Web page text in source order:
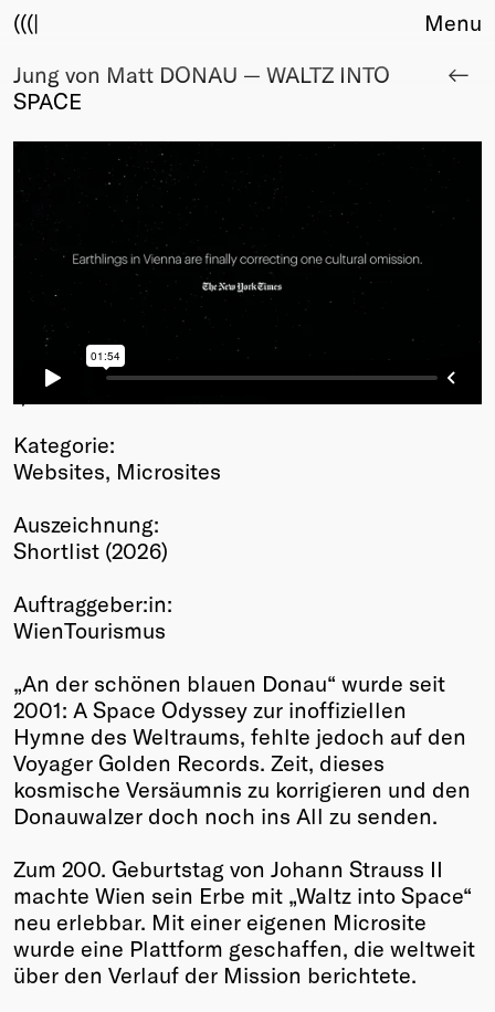
(((|
About
Club
Sponsors
Events
Membership
Info
Young Creatives
Friends of Creativity
Winners
2026
Annual
Menu
Jung von Matt DONAU — WALTZ INTO
SPACE
/13
Kategorie:
Websites, Microsites
Auszeichnung:
Shortlist (2026)
Auftraggeber:in:
WienTourismus
„An der schönen blauen Donau“ wurde seit
2001: A Space Odyssey zur inoffiziellen
Hymne des Weltraums, fehlte jedoch auf den
Voyager Golden Records. Zeit, dieses
kosmische Versäumnis zu korrigieren und den
Donauwalzer doch noch ins All zu senden.
Zum 200. Geburtstag von Johann Strauss II
machte Wien sein Erbe mit „Waltz into Space“
neu erlebbar. Mit einer eigenen Microsite
wurde eine Plattform geschaffen, die weltweit
über den Verlauf der Mission berichtete.